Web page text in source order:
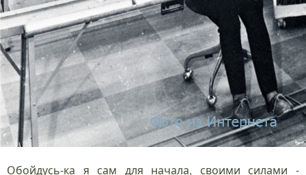
Обойдусь-ка я сам для начала, своими силами -